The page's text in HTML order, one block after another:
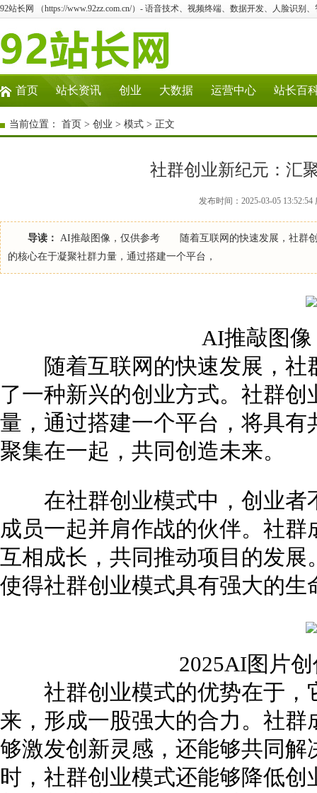
92站长网 （https://www.92zz.com.cn/）- 语音技术、视频终端、数据开发、人脸识别
首页 站长资讯 创业 大数据 运营中心 站长百
当前位置： 首页 > 创业 > 模式 > 正文
社群创业新纪元：汇
发布时间：2025-03-05
导读： AI推敲图像，仅供参考 随着互联网的快速发展，社群创
的核心在于凝聚社群力量，通过搭建一个平台，
AI推敲图
随着互联网的快速发展，社
了一种新兴的创业方式。社群
量，通过搭建一个平台，将具
聚集在一起，共同创造未来。
在社群创业模式中，创业者
成员一起并肩作战的伙伴。社
互相成长，共同推动项目的发
使得社群创业模式具有强大的生
2025AI图片
社群创业模式的优势在于，
来，形成一股强大的合力。社
够激发创新灵感，还能够共同
时，社群创业模式还能够降低